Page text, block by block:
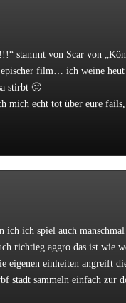
stammt von Scar von
film… ich weine heut
stirbt 🙁
mich echt tot über eure
ich ich spiel auch
richtieg aggro das ist wie
eigenen einheiten angreift
stadt sammeln einfach zur